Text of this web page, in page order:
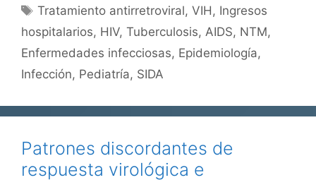
Etiquetas
Tratamiento antirretroviral,VIH, Ingresos
hospitalarios, HIV, Tuberculosis, AIDS, NTM,
Enfermedades infecciosas, Epidemiología,
Infección, Pediatría, SIDA
Patrones discordantes de
respuesta virológica e